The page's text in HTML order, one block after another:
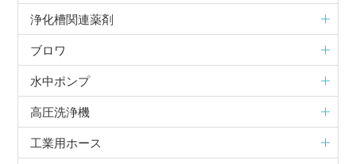
浄化槽関連薬剤
ブロワ
水中ポンプ
高圧洗浄機
工業用ホース